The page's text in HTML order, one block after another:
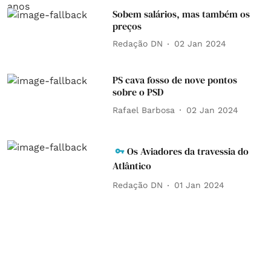
Sobem salários, mas também os
preços
Redação DN 02 Jan 2024
PS cava fosso de nove pontos
sobre o PSD
Rafael Barbosa 02 Jan 2024
Os Aviadores da travessia do
Atlântico
Redação DN 01 Jan 2024